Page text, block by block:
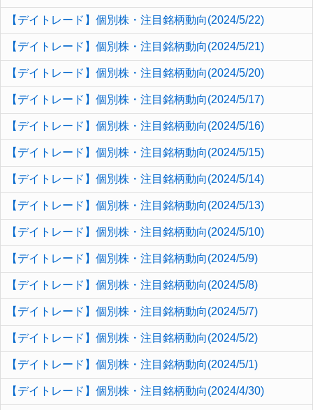
【デイトレード】個別株・注目銘柄動向(2024/5/22)
【デイトレード】個別株・注目銘柄動向(2024/5/21)
【デイトレード】個別株・注目銘柄動向(2024/5/20)
【デイトレード】個別株・注目銘柄動向(2024/5/17)
【デイトレード】個別株・注目銘柄動向(2024/5/16)
【デイトレード】個別株・注目銘柄動向(2024/5/15)
【デイトレード】個別株・注目銘柄動向(2024/5/14)
【デイトレード】個別株・注目銘柄動向(2024/5/13)
【デイトレード】個別株・注目銘柄動向(2024/5/10)
【デイトレード】個別株・注目銘柄動向(2024/5/9)
【デイトレード】個別株・注目銘柄動向(2024/5/8)
【デイトレード】個別株・注目銘柄動向(2024/5/7)
【デイトレード】個別株・注目銘柄動向(2024/5/2)
【デイトレード】個別株・注目銘柄動向(2024/5/1)
【デイトレード】個別株・注目銘柄動向(2024/4/30)